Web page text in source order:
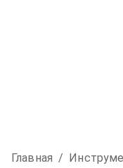
Главная /